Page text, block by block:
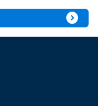
expand_circle_right